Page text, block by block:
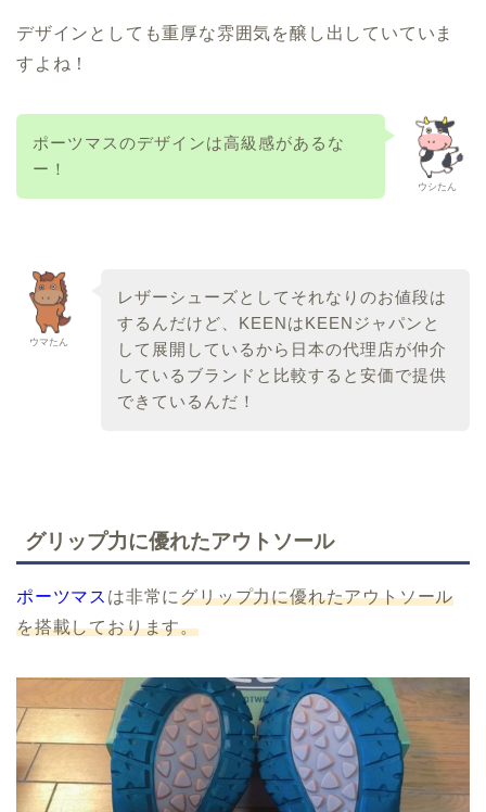
デザインとしても重厚な雰囲気を醸し出していていま
すよね！
ウシたん
ポーツマスのデザインは高級感があるな
ー！
ウマたん
レザーシューズとしてそれなりのお値段は
するんだけど、KEENはKEENジャパンと
して展開しているから日本の代理店が仲介
しているブランドと比較すると安価で提供
できているんだ！
グリップ力に優れたアウトソール
ポーツマス は非常にグリップ力に優れたアウトソール
を搭載しております。